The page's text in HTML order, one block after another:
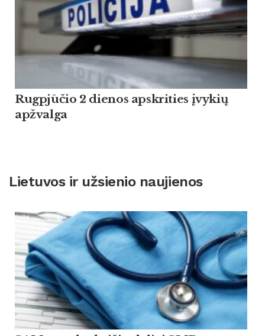
Rugpjūčio 2 dienos apskrities įvykių
apžvalga
Lietuvos ir užsienio naujienos